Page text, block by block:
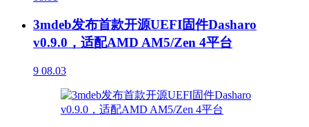
3mdeb发布首款开源UEFI固件Dasharo
v0.9.0，适配AMD AM5/Zen 4平台
9 08.03